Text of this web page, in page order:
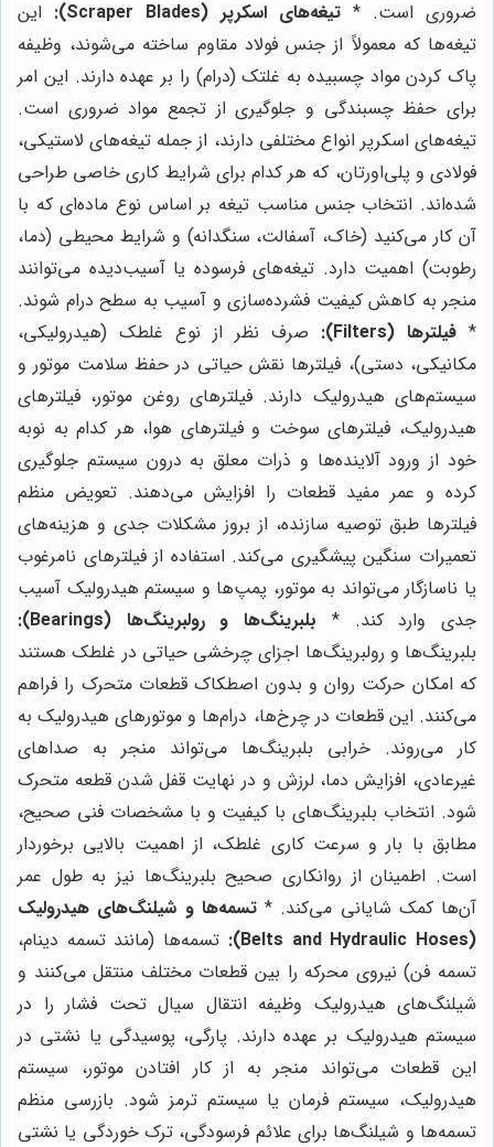
ضروری است. * تیغه‌های اسکرپر (Scraper Blades):
این
تیغه‌ها که معمولاً از جنس فولاد مقاوم ساخته می‌شوند، وظیفه
پاک کردن مواد چسبیده به غلتک (درام) را بر عهده دارند. این امر
برای حفظ چسبندگی و جلوگیری از تجمع مواد ضروری است.
تیغه‌های اسکرپر انواع مختلفی دارند، از جمله تیغه‌های لاستیکی،
فولادی و پلی‌اورتان، که هر کدام برای شرایط کاری خاصی طراحی
شده‌اند. انتخاب جنس مناسب تیغه بر اساس نوع ماده‌ای که با
آن کار می‌کنید (خاک، آسفالت، سنگدانه) و شرایط محیطی (دما،
رطوبت) اهمیت دارد. تیغه‌های فرسوده یا آسیب‌دیده می‌توانند
منجر به کاهش کیفیت فشرده‌سازی و آسیب به سطح درام شوند.
* فیلترها (Filters):
صرف نظر از نوع غلطک (هیدرولیکی،
مکانیکی، دستی)، فیلترها نقش حیاتی در حفظ سلامت موتور و
سیستم‌های هیدرولیک دارند. فیلترهای روغن موتور، فیلترهای
هیدرولیک، فیلترهای سوخت و فیلترهای هوا، هر کدام به نوبه
خود از ورود آلاینده‌ها و ذرات معلق به درون سیستم جلوگیری
کرده و عمر مفید قطعات را افزایش می‌دهند. تعویض منظم
فیلترها طبق توصیه سازنده، از بروز مشکلات جدی و هزینه‌های
تعمیرات سنگین پیشگیری می‌کند. استفاده از فیلترهای نامرغوب
یا ناسازگار می‌تواند به موتور، پمپ‌ها و سیستم هیدرولیک آسیب
جدی وارد کند. * بلبرینگ‌ها و رولبرینگ‌ها (Bearings):
بلبرینگ‌ها و رولبرینگ‌ها اجزای چرخشی حیاتی در غلطک هستند
که امکان حرکت روان و بدون اصطکاک قطعات متحرک را فراهم
می‌کنند. این قطعات در چرخ‌ها، درام‌ها و موتورهای هیدرولیک به
کار می‌روند. خرابی بلبرینگ‌ها می‌تواند منجر به صداهای
غیرعادی، افزایش دما، لرزش و در نهایت قفل شدن قطعه متحرک
شود. انتخاب بلبرینگ‌های با کیفیت و با مشخصات فنی صحیح،
مطابق با بار و سرعت کاری غلطک، از اهمیت بالایی برخوردار
است. اطمینان از روانکاری صحیح بلبرینگ‌ها نیز به طول عمر
آن‌ها کمک شایانی می‌کند. *تسمه‌ها و شیلنگ‌های هیدرولیک
(Belts and Hydraulic Hoses):
تسمه‌ها (مانند تسمه دینام،
تسمه فن) نیروی محرکه را بین قطعات مختلف منتقل می‌کنند و
شیلنگ‌های هیدرولیک وظیفه انتقال سیال تحت فشار را در
سیستم هیدرولیک بر عهده دارند. پارگی، پوسیدگی یا نشتی در
این قطعات می‌تواند منجر به از کار افتادن موتور، سیستم
هیدرولیک، سیستم فرمان یا سیستم ترمز شود. بازرسی منظم
تسمه‌ها و شیلنگ‌ها برای علائم فرسودگی، ترک خوردگی یا نشتی